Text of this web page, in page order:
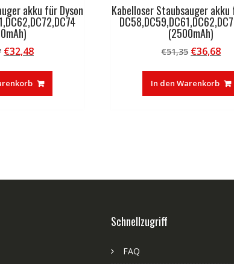
akku für Dyson
Ursprünglicher
war:
€45,47
€32,48Aktueller
ist:
€32,48.
Kabelloser Staubsauger akku
(2500mAh)
€51,35
war:
€51,35
€36,68
ist:
In den Warenkorb
Schnellzugriff
FAQ